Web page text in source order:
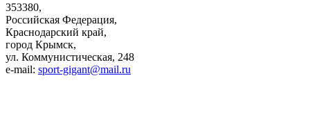
353380,
Российская Федерация,
Краснодарский край,
город Крымск,
ул. Коммунистическая, 248
e-mail: sport-gigant@mail.ru